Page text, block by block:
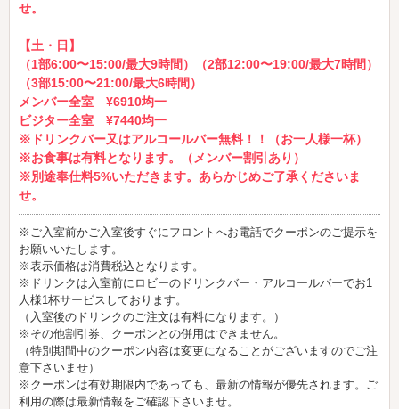
せ。
【土・日】
（1部6:00〜15:00/最大9時間）（2部12:00〜19:00/最大7時間）
（3部15:00〜21:00/最大6時間）
メンバー全室 ¥6910均一
ビジター全室 ¥7440均一
※ドリンクバー又はアルコールバー無料！！（お一人様一杯）
※お食事は有料となります。（メンバー割引あり）
※別途奉仕料5%いただきます。あらかじめご了承くださいま
せ。
※ご入室前かご入室後すぐにフロントへお電話でクーポンのご提示を
お願いいたします。
※表示価格は消費税込となります。
※ドリンクは入室前にロビーのドリンクバー・アルコールバーでお1
人様1杯サービスしております。
（入室後のドリンクのご注文は有料になります。）
※その他割引券、クーポンとの併用はできません。
（特別期間中のクーポン内容は変更になることがございますのでご注
意下さいませ）
※クーポンは有効期限内であっても、最新の情報が優先されます。ご
利用の際は最新情報をご確認下さいませ。